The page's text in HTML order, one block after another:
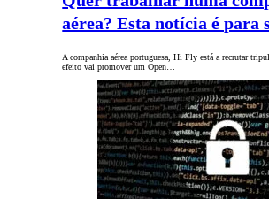
aérea? Esta notícia é para
A companhia aérea portuguesa, Hi Fly está a recrutar
efeito vai promover um Open…